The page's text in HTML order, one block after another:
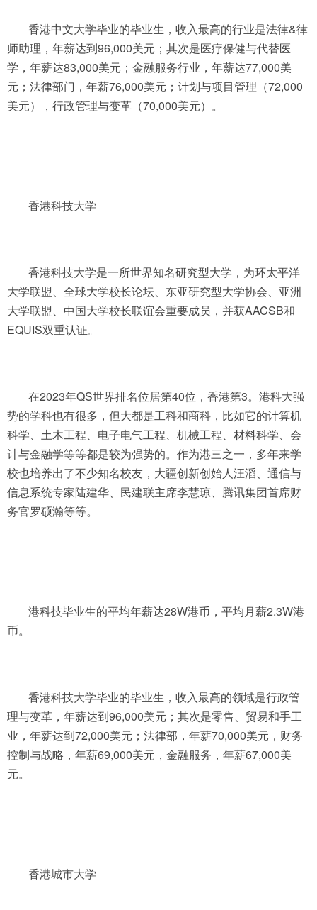
香港中文大学毕业的毕业生，收入最高的行业是法律&律
师助理，年薪达到96,000美元；其次是医疗保健与代替医
学，年薪达83,000美元；金融服务行业，年薪达77,000美
元；法律部门，年薪76,000美元；计划与项目管理（72,000
美元），行政管理与变革（70,000美元）。
香港科技大学
香港科技大学是一所世界知名研究型大学，为环太平洋
大学联盟、全球大学校长论坛、东亚研究型大学协会、亚洲
大学联盟、中国大学校长联谊会重要成员，并获AACSB和
EQUIS双重认证。
在2023年QS世界排名位居第40位，香港第3。港科大强
势的学科也有很多，但大都是工科和商科，比如它的计算机
科学、土木工程、电子电气工程、机械工程、材料科学、会
计与金融学等等都是较为强势的。作为港三之一，多年来学
校也培养出了不少知名校友，大疆创新创始人汪滔、通信与
信息系统专家陆建华、民建联主席李慧琼、腾讯集团首席财
务官罗硕瀚等等。
港科技毕业生的平均年薪达28W港币，平均月薪2.3W港
币。
香港科技大学毕业的毕业生，收入最高的领域是行政管
理与变革，年薪达到96,000美元；其次是零售、贸易和手工
业，年薪达到72,000美元；法律部，年薪70,000美元，财务
控制与战略，年薪69,000美元，金融服务，年薪67,000美
元。
香港城市大学